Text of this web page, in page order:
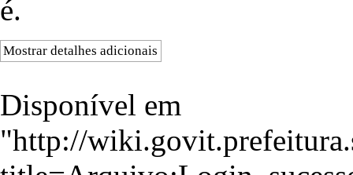
é.
Mostrar detalhes adicionais
Disponível em
"http://